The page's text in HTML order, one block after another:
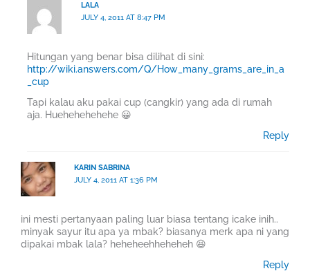
LALA
JULY 4, 2011 AT 8:47 PM
Hitungan yang benar bisa dilihat di sini:
http://wiki.answers.com/Q/How_many_grams_are_in_a
_cup
Tapi kalau aku pakai cup (cangkir) yang ada di rumah
aja. Huehehehehehe 😀
Reply
KARIN SABRINA
JULY 4, 2011 AT 1:36 PM
ini mesti pertanyaan paling luar biasa tentang icake inih..
minyak sayur itu apa ya mbak? biasanya merk apa ni yang
dipakai mbak lala? heheheehheheheh 😆
Reply